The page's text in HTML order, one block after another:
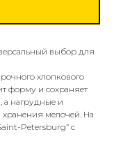
выбор для
хлопкового
форму и сохраняет
а нагрудные и
мелочей. На
Petersburg” с